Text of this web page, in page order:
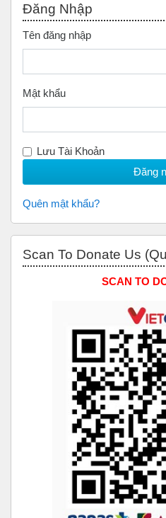
Đăng Nhập
Tên đăng nhập
Mật khẩu
Lưu Tài Khoản
Quên mật khẩu?
Scan To Donate Us
SCAN TO